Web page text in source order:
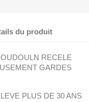
du produit
RECELE
GARDES
PLUS DE 30 ANS